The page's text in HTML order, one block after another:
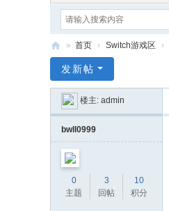
戏
» 首页 › Switch游戏区 ›
发新帖
楼主: admin
bwll0999
0
主题
3
回帖
10
积分